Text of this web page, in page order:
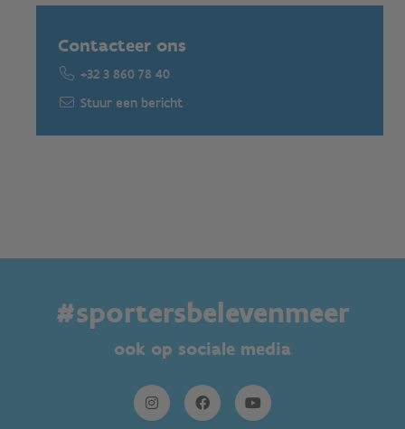
Contacteer ons
+32 3 860 78 40
Stuur een bericht
#sportersbelevenmeer
ook op sociale media